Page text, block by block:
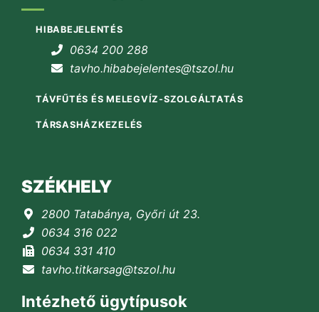
HIBABEJELENTÉS
0634 200 288
tavho.hibabejelentes@tszol.hu
TÁVFŰTÉS ÉS MELEGVÍZ-SZOLGÁLTATÁS
TÁRSASHÁZKEZELÉS
SZÉKHELY
2800 Tatabánya, Győri út 23.
0634 316 022
0634 331 410
tavho.titkarsag@tszol.hu
Intézhető ügytípusok